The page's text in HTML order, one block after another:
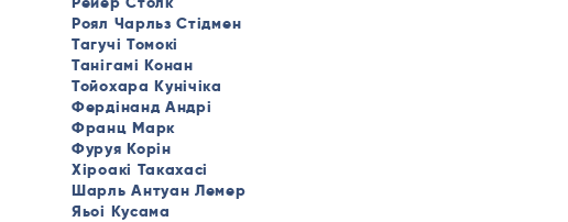
Роял Чарльз Стідмен
Тагучі Томокі
Танігамі Конан
Тойохара Кунічіка
Фердінанд Андрі
Франц Марк
Фуруя Корін
Хіроакі Такахасі
Шарль Антуан Лемер
Яьоі Кусама